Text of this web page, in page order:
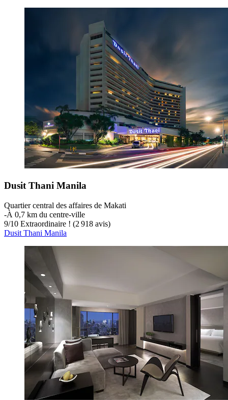
Dusit Thani Manila
Quartier central des affaires de Makati
‐À 0,7 km du centre-ville
9/10 Extraordinaire ! (2 918 avis)
Dusit Thani Manila